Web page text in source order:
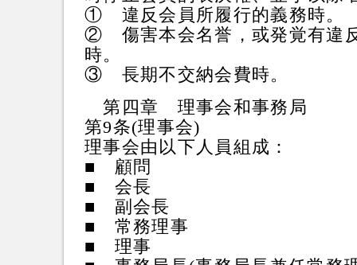
① 違反会員所履行的義務時。
② 傷害本会名誉，或発覚有違
時。
③ 長期不交納会費時。
第四章 理事会和事務局
第9条(理事会)
理事会由以下人員組成：
■ 顧問
■ 会長
■ 副会長
■ 常務理
■ 理事